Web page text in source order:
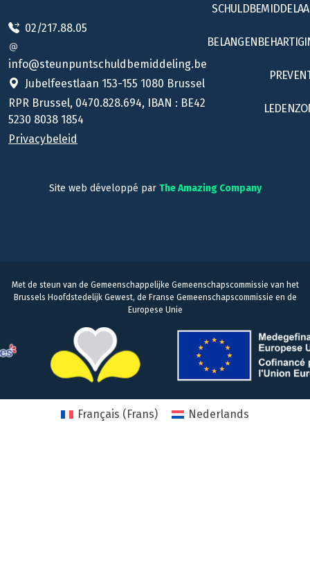
02/217.88.05
info@steunpuntschuldbemiddeling.be
Jubelfeestlaan 153-155 1080 Brussel
RPR Brussel, 0470.828.694, IBAN : BE42
5230 8038 1854
Privacybeleid
Site web développé par The Amazing Company
Met de steun van de Gemeenschappelijke Gemeenschapscommissie van het
Brussels Hoofdstedelijk Gewest, de Franse Gemeenschapscommissie en de
Europese Unie
Français (Frans) Nederlands